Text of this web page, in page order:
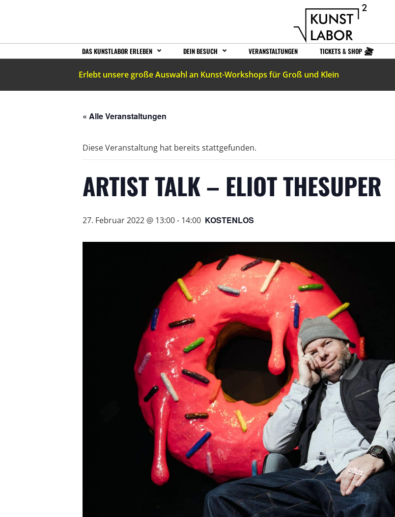
DAS KUNSTLABOR ERLEBEN DEIN BESUCH VERANSTALTUNGEN TICKETS & SHOP
Erlebt unsere große Auswahl an Kunst-Workshops für Groß und Klein
« Alle Veranstaltungen
Diese Veranstaltung hat bereits stattgefunden.
ARTIST TALK – ELIOT THESUPER
27. Februar 2022 @ 13:00- 14:00 KOSTENLOS